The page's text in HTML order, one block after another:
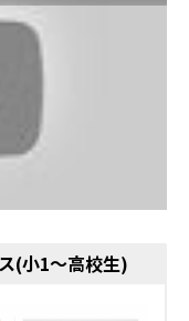
(小1～高校生)